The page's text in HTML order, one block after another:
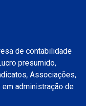
de contabilidade
presumido,
Associações,
administração de